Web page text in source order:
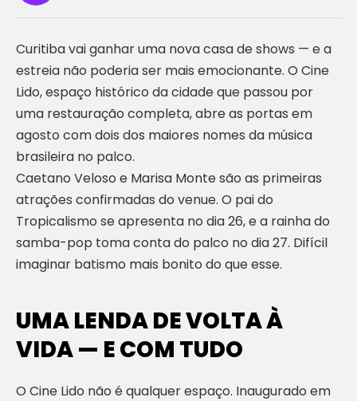
Curitiba vai ganhar uma nova casa de shows — e a
estreia não poderia ser mais emocionante. O Cine
Lido, espaço histórico da cidade que passou por
uma restauração completa, abre as portas em
agosto com dois dos maiores nomes da música
brasileira no palco.
Caetano Veloso e Marisa Monte são as primeiras
atrações confirmadas do venue. O pai do
Tropicalismo se apresenta no dia 26, e a rainha do
samba-pop toma conta do palco no dia 27. Difícil
imaginar batismo mais bonito do que esse.
UMA LENDA DE VOLTA À
VIDA — E COM TUDO
O Cine Lido não é qualquer espaço. Inaugurado em